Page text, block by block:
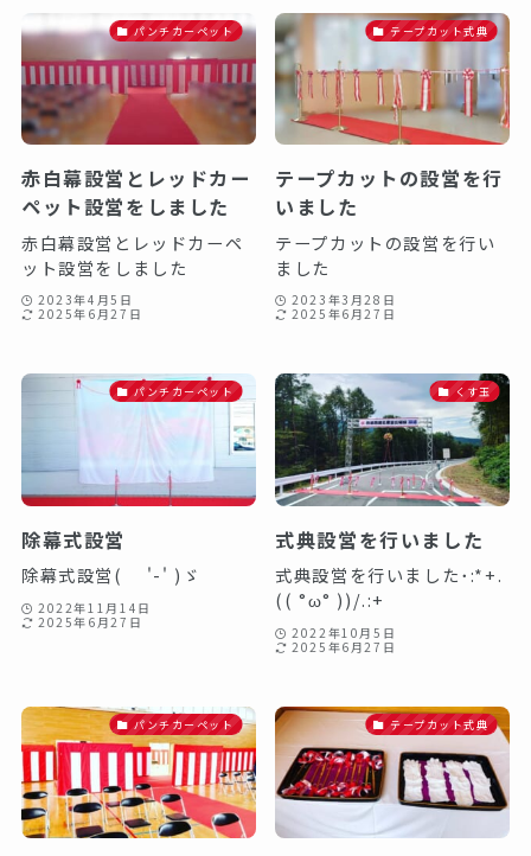
パンチカーペット
赤白幕設営とレッドカー
ペット設営をしました️
赤白幕設営とレッドカーペ
ット設営をしました️
2023年4月5日
2025年6月27日
テープカット式典
テープカットの設営を行
いました️
テープカットの設営を行い
ました️
2023年3月28日
2025年6月27日
パンチカーペット
除幕式設営
除幕式設営( '-' )ゞ⁡ ⁡⁡ ⁡
2022年11月14日
2025年6月27日
くす玉
式典設営を行いました
式典設営を行いました･:*+.
(( °ω° ))/.:+⁡ ⁡⁡ ⁡
2022年10月5日
2025年6月27日
パンチカーペット テープカット式典